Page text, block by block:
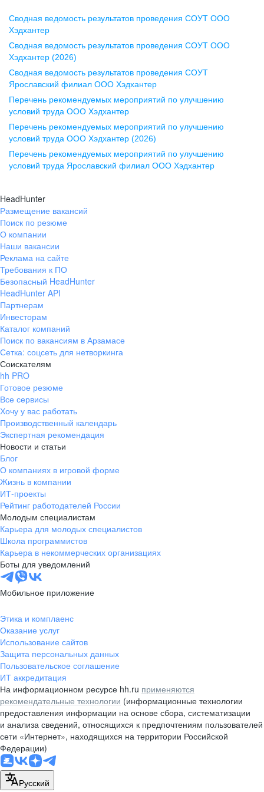
Воронеж
ул. Комиссаржевской, д. 10,
офис 1212
+7 473 280-05-05
pr@vrn.hh.ru
ул. Спартаковская, д. 2А, этаж 3,
помещение 15
+7 843 212-12-50
Екатеринбург
ул. Боевых Дружин, стр. 20,
+7 343 226-79-99
pr@ural.hh.ru
ул. Янковского, д. 169, 7 этаж,
706 каб.
+7 861 205-55-57
pr@krd.hh.ru
Владивосток
пер. Ланинский д. 4, офис 3.4
+7 423 202-33-28
pr@dv.hh.ru
Новосибирск
ул. Большевистская, д. 35,
помещение 21
+7 383 207-94-64
pr@nsk.hh.ru
Минск
пр-т Дзержинского, д. 57,
10 этаж, помещение 45-1
pr@rabota.by
Алматы
пр. Абая, д. 151, БЦ Алатау,
12 этаж, офис 1209
+7 727 232-13-13
pr@headhunter.com.kz
Сводная ведомость результатов проведения СОУТ ООО
Хэдхантер
Сводная ведомость результатов проведения СОУТ ООО
Хэдхантер (2026)
Сводная ведомость результатов проведения СОУТ
Ярославский филиал ООО Хэдхантер
Перечень рекомендуемых мероприятий по улучшению
условий труда ООО Хэдхантер
Перечень рекомендуемых мероприятий по улучшению
условий труда ООО Хэдхантер (2026)
Перечень рекомендуемых мероприятий по улучшению
условий труда Ярославский филиал ООО Хэдхантер
HeadHunter
Размещение вакансий
Поиск по резюме
О компании
Наши вакансии
Реклама на сайте
Требования к ПО
Безопасный HeadHunter
HeadHunter API
Партнерам
Инвесторам
Каталог компаний
Поиск по вакансиям в Арзамасе
Сетка: соцсеть для нетворкинга
Соискателям
hh PRO
Готовое резюме
Все сервисы
Хочу у вас работать
Производственный календарь
Экспертная рекомендация
Новости и статьи
Блог
О компаниях в игровой форме
Жизнь в компании
ИТ-проекты
Рейтинг работодателей России
Молодым специалистам
Карьера для молодых специалистов
Школа программистов
Карьера в некоммерческих организациях
Боты для уведомлений
Мобильное приложение
Этика и комплаенс
Оказание услуг
Использование сайтов
Защита персональных данных
Пользовательское соглашение
ИТ аккредитация
На информационном ресурсе hh.ru применяются
рекомендательные технологии (информационные технологии
предоставления информации на основе сбора, систематизации
и анализа сведений, относящихся к предпочтениям пользователей
сети «Интернет», находящихся на территории Российской
Федерации)
Русский